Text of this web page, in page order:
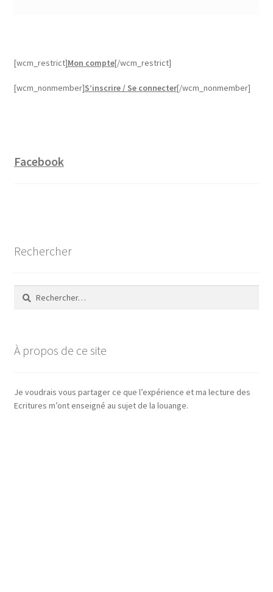
[wcm_restrict]Mon compte[/wcm_restrict]
[wcm_nonmember]S’inscrire / Se connecter[/wcm_nonmember]
Facebook
Rechercher
Rechercher :
À propos de ce site
Je voudrais vous partager ce que l’expérience et ma lecture des
Ecritures m’ont enseigné au sujet de la louange.